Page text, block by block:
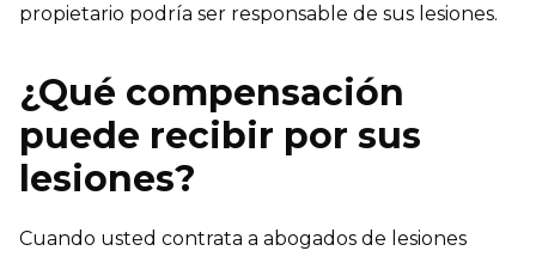
propietario podría ser responsable de sus lesiones.
¿Qué compensación
puede recibir por sus
lesiones?
Cuando usted contrata a abogados de lesiones